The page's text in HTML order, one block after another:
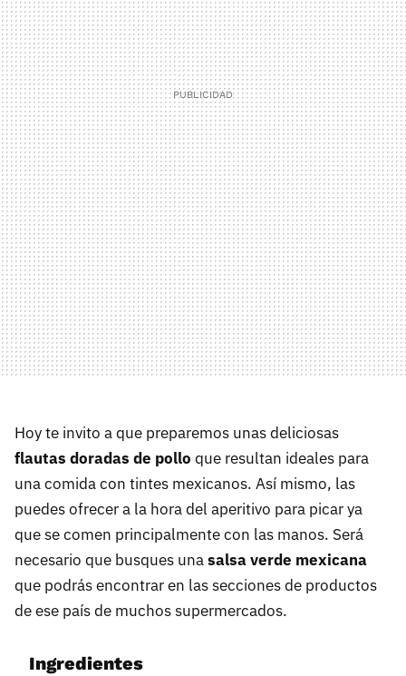
Hoy te invito a que preparemos unas deliciosas
flautas doradas de pollo que resultan ideales para
una comida con tintes mexicanos. Así mismo, las
puedes ofrecer a la hora del aperitivo para picar ya
que se comen principalmente con las manos. Será
necesario que busques unasalsa verde mexicana
que podrás encontrar en las secciones de productos
de ese país de muchos supermercados.
Ingredientes